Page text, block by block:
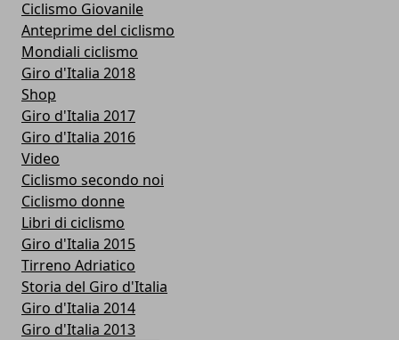
Ciclismo Giovanile
Anteprime del ciclismo
Mondiali ciclismo
Giro d'Italia 2018
Shop
Giro d'Italia 2017
Giro d'Italia 2016
Video
Ciclismo secondo noi
Ciclismo donne
Libri di ciclismo
Giro d'Italia 2015
Tirreno Adriatico
Storia del Giro d'Italia
Giro d'Italia 2014
Giro d'Italia 2013